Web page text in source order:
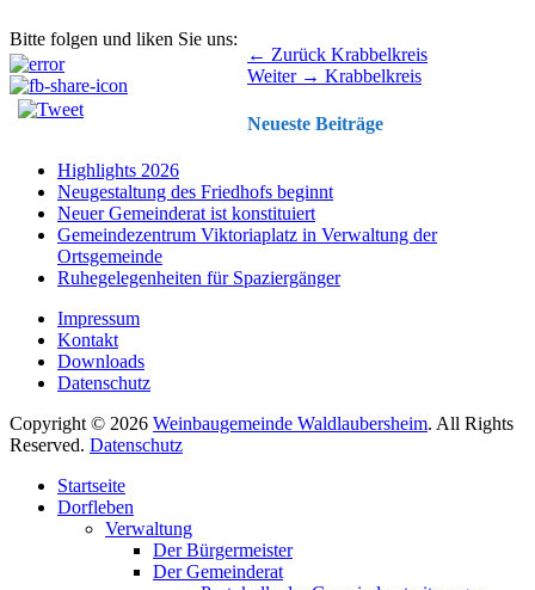
Bitte folgen und liken Sie uns:
Beitragsnavigation ← Zurück Vorhergehender
Beitrag:
Krabbelkreis
Weiter → Nächster
Krabbelkreis
Neueste Beiträge
Highlights 2026
Neugestaltung des Friedhofs beginnt
Neuer Gemeinderat ist konstituiert
Gemeindezentrum Viktoriaplatz in Verwaltung der
Ortsgemeinde
Ruhegelegenheiten für Spaziergänger
Impressum
Kontakt
Downloads
Datenschutz
Copyright © 2026 Weinbaugemeinde Waldlaubersheim. All Rights
Reserved. Datenschutz
oben
scrollen
Startseite
Dorfleben
Verwaltung
Der Bürgermeister
Der Gemeinderat